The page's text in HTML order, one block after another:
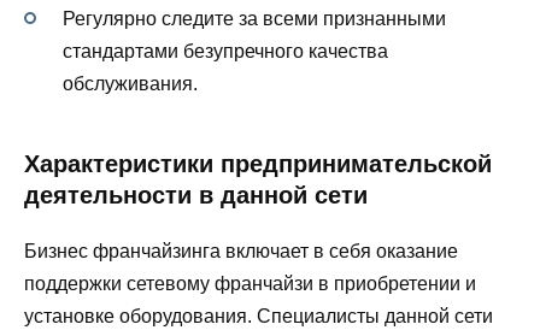
Регулярно следите за всеми признанными
стандартами безупречного качества
обслуживания.
Характеристики предпринимательской
деятельности в данной сети
Бизнес франчайзинга включает в себя оказание
поддержки сетевому франчайзи в приобретении и
установке оборудования. Специалисты данной сети